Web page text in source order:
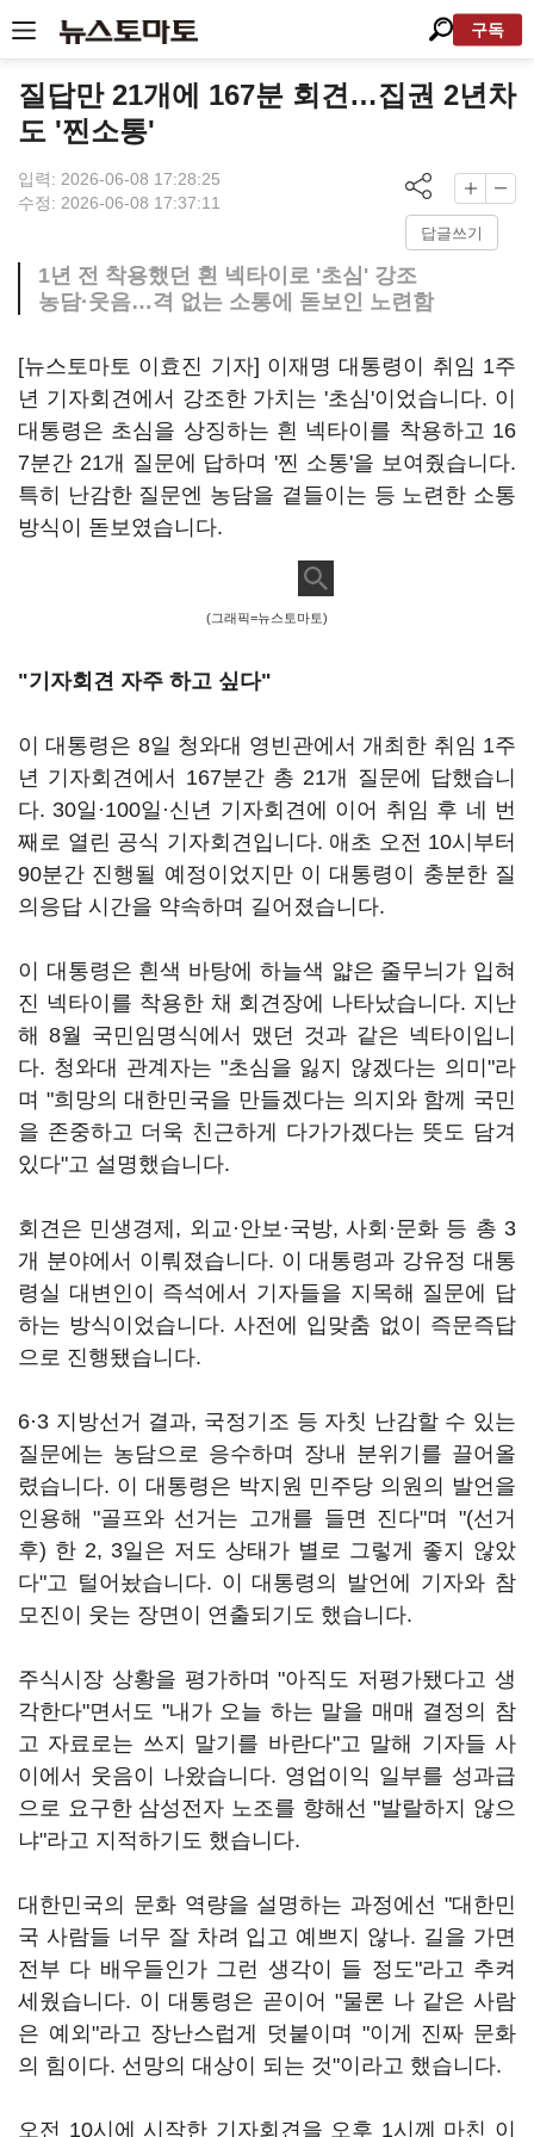
구독
질답만 21개에 167분 회견…집권 2년차
도 '찐소통'
입력: 2026-06-08 17:28:25
수정: 2026-06-08 17:37:11
답글쓰기
1년 전 착용했던 흰 넥타이로 '초심' 강조
농담·웃음…격 없는 소통에 돋보인 노련함
[뉴스토마토 이효진 기자] 이재명 대통령이 취임 1주
년 기자회견에서 강조한 가치는 '초심'이었습니다. 이
대통령은 초심을 상징하는 흰 넥타이를 착용하고 16
7분간 21개 질문에 답하며 '찐 소통'을 보여줬습니다.
특히 난감한 질문엔 농담을 곁들이는 등 노련한 소통
방식이 돋보였습니다.
(그래픽=뉴스토마토)
"기자회견 자주 하고 싶다"
이 대통령은 8일 청와대 영빈관에서 개최한 취임 1주
년 기자회견에서 167분간 총 21개 질문에 답했습니
다. 30일·100일·신년 기자회견에 이어 취임 후 네 번
째로 열린 공식 기자회견입니다. 애초 오전 10시부터
90분간 진행될 예정이었지만 이 대통령이 충분한 질
의응답 시간을 약속하며 길어졌습니다.
이 대통령은 흰색 바탕에 하늘색 얇은 줄무늬가 입혀
진 넥타이를 착용한 채 회견장에 나타났습니다. 지난
해 8월 국민임명식에서 맸던 것과 같은 넥타이입니
다. 청와대 관계자는 "초심을 잃지 않겠다는 의미"라
며 "희망의 대한민국을 만들겠다는 의지와 함께 국민
을 존중하고 더욱 친근하게 다가가겠다는 뜻도 담겨
있다"고 설명했습니다.
회견은 민생경제, 외교·안보·국방, 사회·문화 등 총 3
개 분야에서 이뤄졌습니다. 이 대통령과 강유정 대통
령실 대변인이 즉석에서 기자들을 지목해 질문에 답
하는 방식이었습니다. 사전에 입맞춤 없이 즉문즉답
으로 진행됐습니다.
6·3 지방선거 결과, 국정기조 등 자칫 난감할 수 있는
질문에는 농담으로 응수하며 장내 분위기를 끌어올
렸습니다. 이 대통령은 박지원 민주당 의원의 발언을
인용해 "골프와 선거는 고개를 들면 진다"며 "(선거
후) 한 2, 3일은 저도 상태가 별로 그렇게 좋지 않았
다"고 털어놨습니다. 이 대통령의 발언에 기자와 참
모진이 웃는 장면이 연출되기도 했습니다.
주식시장 상황을 평가하며 "아직도 저평가됐다고 생
각한다"면서도 "내가 오늘 하는 말을 매매 결정의 참
고 자료로는 쓰지 말기를 바란다"고 말해 기자들 사
이에서 웃음이 나왔습니다. 영업이익 일부를 성과급
으로 요구한 삼성전자 노조를 향해선 "발랄하지 않으
냐"라고 지적하기도 했습니다.
대한민국의 문화 역량을 설명하는 과정에선 "대한민
국 사람들 너무 잘 차려 입고 예쁘지 않나. 길을 가면
전부 다 배우들인가 그런 생각이 들 정도"라고 추켜
세웠습니다. 이 대통령은 곧이어 "물론 나 같은 사람
은 예외"라고 장난스럽게 덧붙이며 "이게 진짜 문화
의 힘이다. 선망의 대상이 되는 것"이라고 했습니다.
오전 10시에 시작한 기자회견을 오후 1시께 마친 이